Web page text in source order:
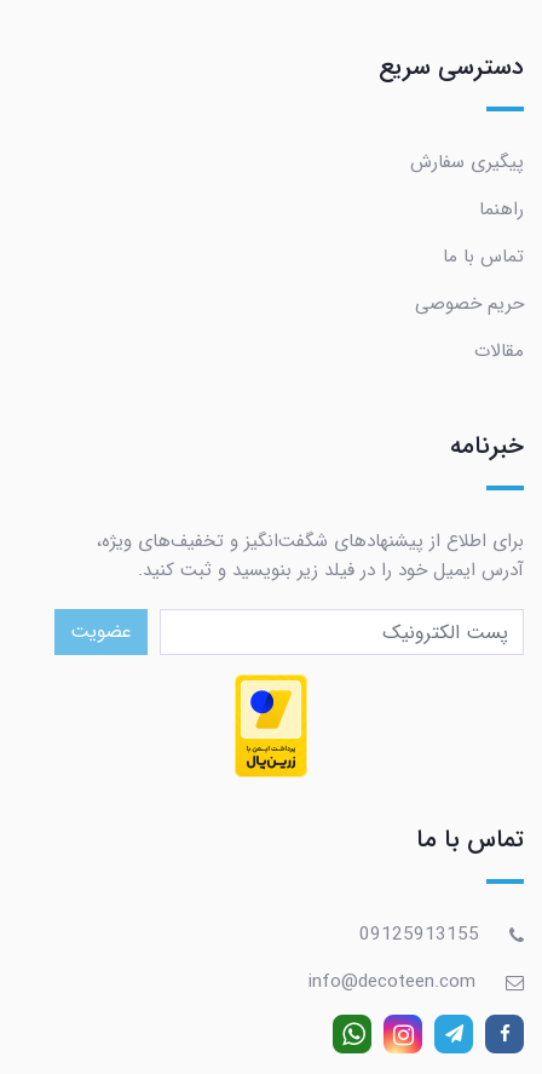
دسترسی سریع
پیگیری سفارش
راهنما
تماس با ما
حریم خصوصی
مقالات
خبرنامه
برای اطلاع از پیشنهادهای شگفت‌انگیز و تخفیف‌های ویژه،
آدرس ایمیل خود را در فیلد زیر بنویسید و ثبت کنید.
عضویت
تماس با ما